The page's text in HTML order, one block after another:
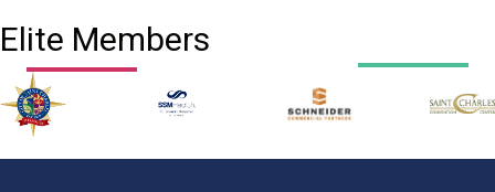
Elite Members